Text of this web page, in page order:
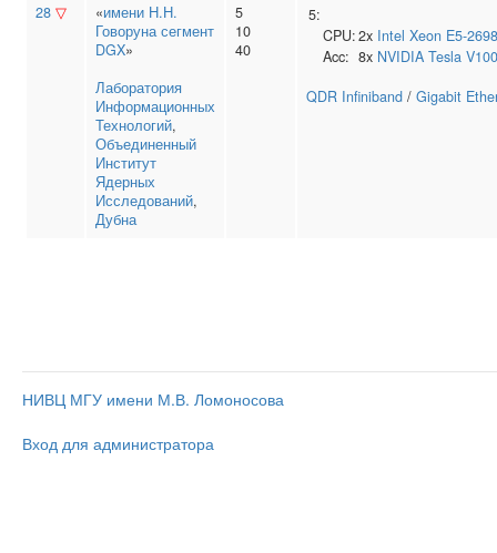
28 ▽ «имени Н.Н.
Говоруна сегмент
DGX»
Лаборатория
Информационных
Технологий,
Объединенный
Институт
Ядерных
Исследований,
Дубна
5
10
40
5:
CPU:2x Intel Xeon E5-
Acc: 8x NVIDIA Tesla V100
QDR Infiniband / Gigabit
НИВЦ МГУ имени М.В. Ломоносова
Вход для администратора